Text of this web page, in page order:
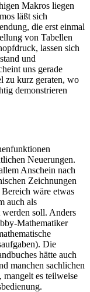
Makros liegen
läßt sich
die erst einmal
von Tabellen
lassen sich
und
uns gerade
zu kurz geraten, wo
demonstrieren
Neuerungen.
Anschein nach
Zeichnungen
wäre etwas
auch als
soll. Anders
Mathematiker
Die
hätte auch
manchen sachlichen
es teilweise